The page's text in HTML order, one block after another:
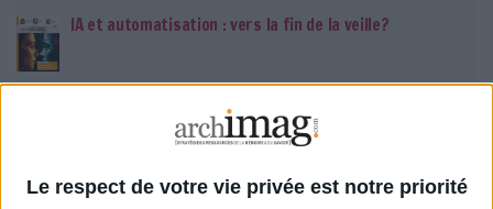
Le respect de votre vie privée est notre priorité
IA et automatisation : vers la fin de la veille?